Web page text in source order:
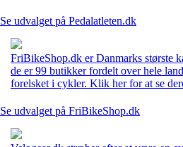
Se udvalget på Pedalatleten.dk
FriBikeShop.dk er Danmarks største
de er 99 butikker fordelt over hele
forelsket i cykler. Klik her for at se
Se udvalget på FriBikeShop.dk